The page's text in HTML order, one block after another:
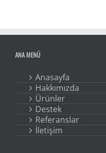
ANA MENÜ
Anasayfa
Hakkımızda
Ürünler
Destek
Referanslar
İletişim